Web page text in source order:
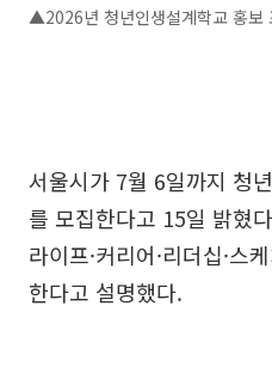
▲2026년 청년인생설계학교 홍보
서울시가 7월 6일까지 청
를 모집한다고 15일 밝혔
라이프·커리어·리더십·스
한다고 설명했다.